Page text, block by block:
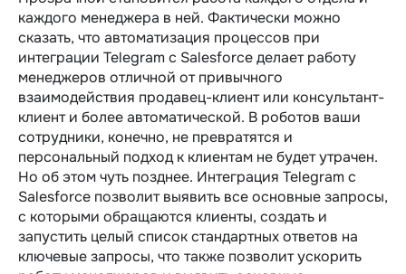
каждого менеджера в ней. Фактически можно
сказать, что автоматизация процессов при
интеграции Telegram c Salesforce делает работу
менеджеров отличной от привычного
взаимодействия продавец-клиент или консультант-
клиент и более автоматической. В роботов ваши
сотрудники, конечно, не превратятся и
персональный подход к клиентам не будет утрачен.
Но об этом чуть позднее. Интеграция Telegram c
Salesforce позволит выявить все основные запросы,
с которыми обращаются клиенты, создать и
запустить целый список стандартных ответов на
ключевые запросы, что также позволит ускорить